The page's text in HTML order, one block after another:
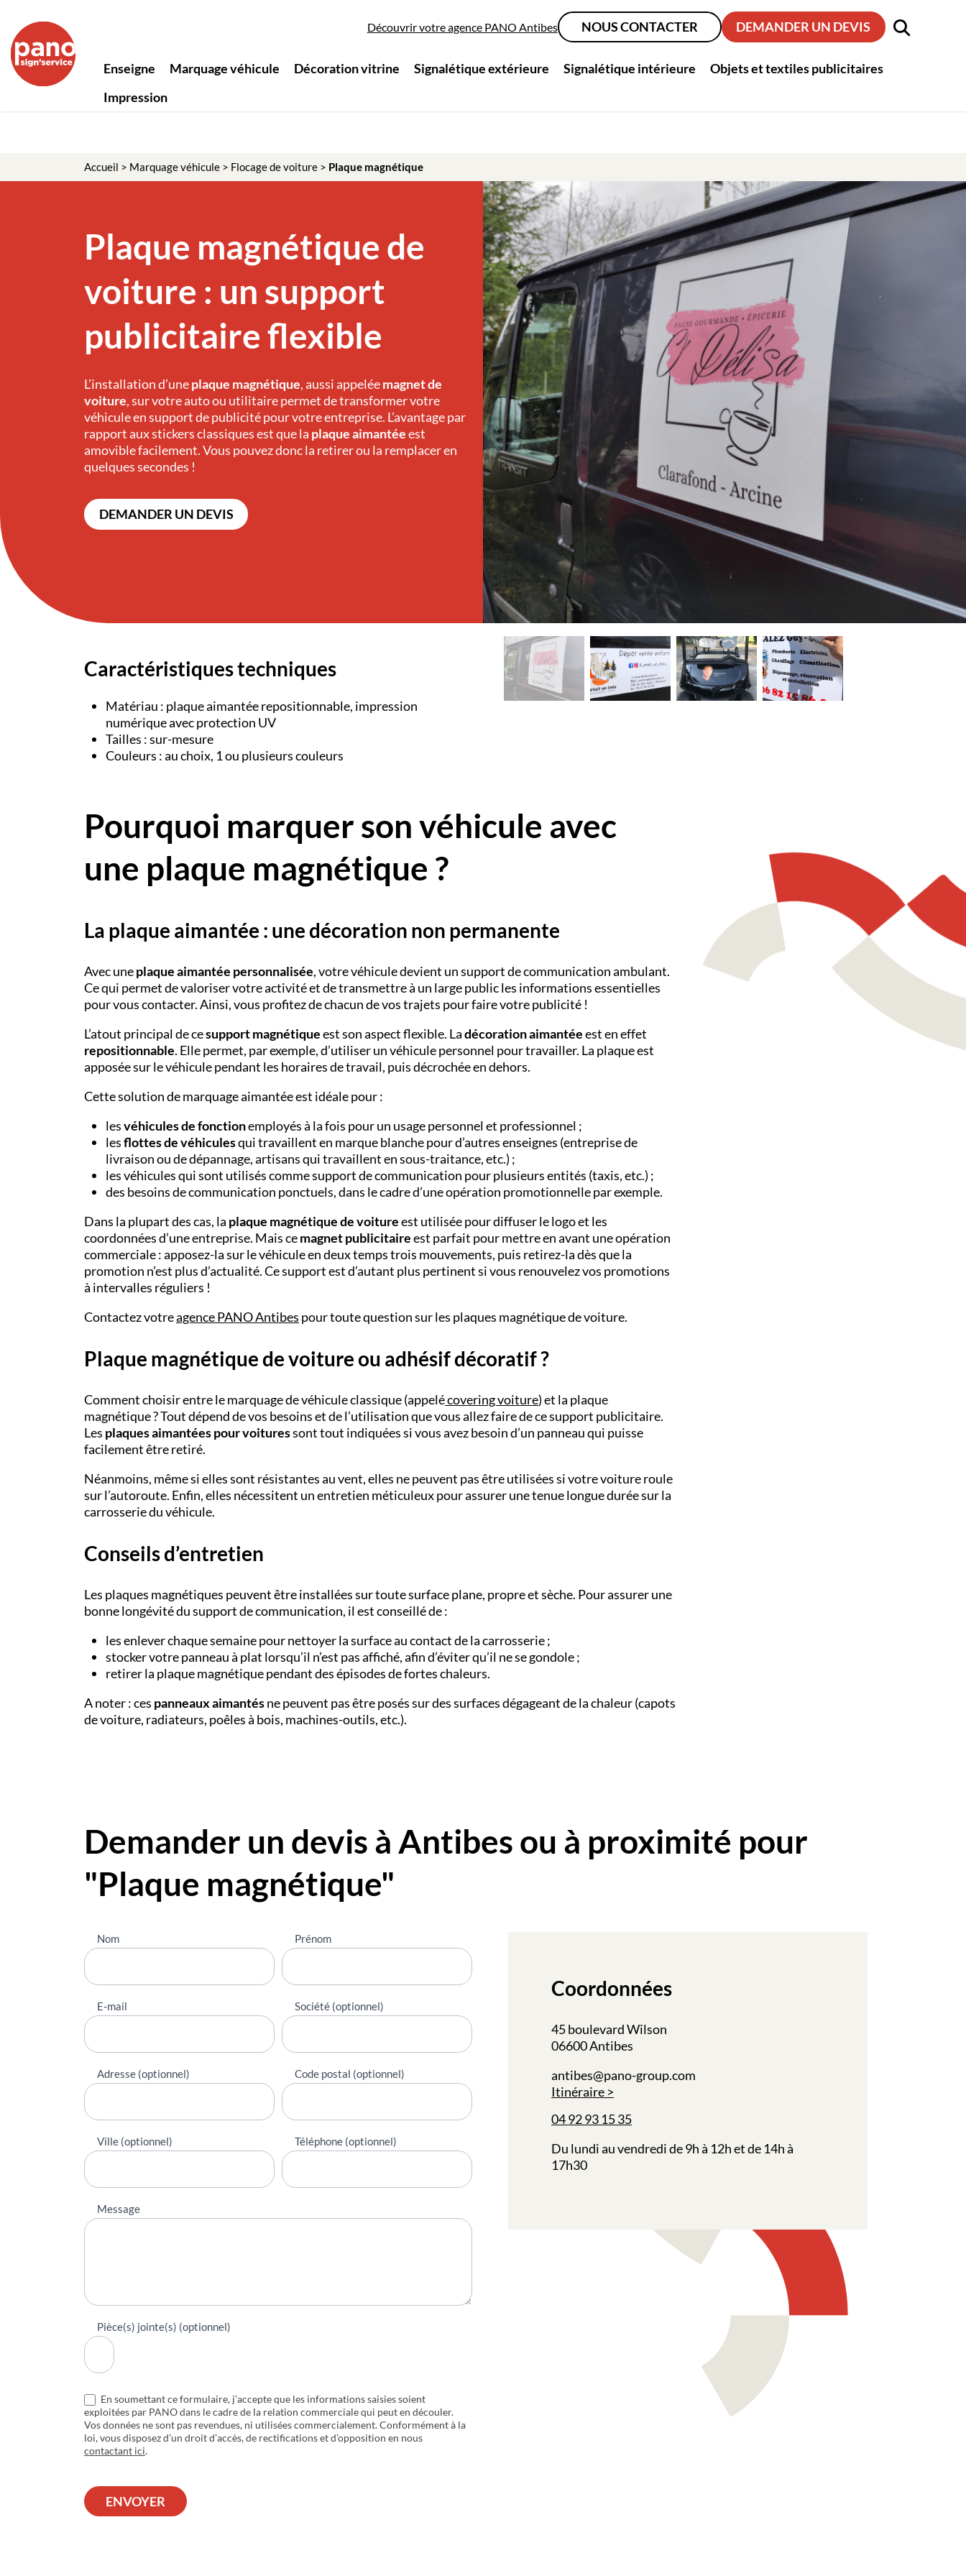
Enseigne Marquage véhicule Décoration vitrine Signalétique extérieure Signalétique intérieure
Objets et textiles publicitaires
Impression
Découvrir votre agence PANO Antibes NOUS CONTACTER DEMANDER UN DEVIS
Accueil > Marquage véhicule > Flocage de voiture > Plaque magnétique
Plaque magnétique de
voiture : un support
publicitaire flexible
L’installation d’uneplaque magnétique, aussi appeléemagnet de
voiture, sur votre auto ou utilitaire permet de transformer votre
véhicule en support de publicité pour votre entreprise. L’avantage par
rapport aux stickers classiques est que la plaque aimantéeest
amovible facilement. Vous pouvez donc la retirer ou la remplacer en
quelques secondes !
DEMANDER UN DEVIS
Caractéristiques techniques
Matériau : plaque aimantée repositionnable, impression
numérique avec protection UV
Tailles : sur-mesure
Couleurs : au choix, 1 ou plusieurs couleurs
Pourquoi marquer son véhicule avec
une plaque magnétique ?
La plaque aimantée : une décoration non permanente
Avec uneplaque aimantée personnalisée, votre véhicule devient un support de communication ambulant.
Ce qui permet de valoriser votre activité et de transmettre à un large public les informations essentielles
pour vous contacter. Ainsi, vous profitez de chacun de vos trajets pour faire votre publicité !
L’atout principal de cesupport magnétiqueest son aspect flexible. Ladécoration aimantéeest en effet
repositionnable. Elle permet, par exemple, d’utiliser un véhicule personnel pour travailler. La plaque est
apposée sur le véhicule pendant les horaires de travail, puis décrochée en dehors.
Cette solution de marquage aimantée est idéale pour :
lesvéhicules de fonctionemployés à la fois pour un usage personnel et professionnel ;
lesflottes de véhiculesqui travaillent en marque blanche pour d’autres enseignes (entreprise de
livraison ou de dépannage, artisans qui travaillent en sous-traitance, etc.) ;
les véhicules qui sont utilisés comme support de communication pour plusieurs entités (taxis, etc.) ;
des besoins de communication ponctuels, dans le cadre d’une opération promotionnelle par exemple.
Dans la plupart des cas, la plaque magnétique de voitureest utilisée pour diffuser le logo et les
coordonnées d’une entreprise. Mais cemagnet publicitaireest parfait pour mettre en avant une opération
commerciale : apposez-la sur le véhicule en deux temps trois mouvements, puis retirez-la dès que la
promotion n’est plus d’actualité. Ce support est d’autant plus pertinent si vous renouvelez vos promotions
à intervalles réguliers !
Contactez votreagence PANOAntibes pour toute question sur les plaques magnétique de voiture.
Plaque magnétique de voiture ou adhésif décoratif ?
Comment choisir entre le marquage de véhicule classique (appelécovering voiture)et la plaque
magnétique ? Tout dépend de vos besoins et de l’utilisation que vous allez faire de ce support publicitaire.
Les plaques aimantées pour voituressont tout indiquées si vous avez besoin d’un panneau qui puisse
facilement être retiré.
Néanmoins, même si elles sont résistantes au vent, elles ne peuvent pas être utilisées si votre voiture roule
sur l’autoroute. Enfin, elles nécessitent un entretien méticuleux pour assurer une tenue longue durée sur la
carrosserie du véhicule.
Conseils d’entretien
Les plaques magnétiques peuvent être installées sur toute surface plane, propre et sèche. Pour assurer une
bonne longévité du support de communication, il est conseillé de :
les enlever chaque semaine pour nettoyer la surface au contact de la carrosserie ;
stocker votre panneau à plat lorsqu’il n’est pas affiché, afin d’éviter qu’il ne se gondole ;
retirer la plaque magnétique pendant des épisodes de fortes chaleurs.
A noter : ces panneaux aimantésne peuvent pas être posés sur des surfaces dégageant de la chaleur (capots
de voiture, radiateurs, poêles à bois, machines-outils, etc.).
Demander un devis à Antibes ou à proximité pour
"Plaque magnétique"
Nous
contacter
Nom Prénom
E-mail Société (optionnel)
Adresse (optionnel) Code postal (optionnel)
Ville (optionnel) Téléphone (optionnel)
Message
Pièce(s) jointe(s) (optionnel)
En soumettant ce formulaire, j’accepte que les informations saisies soient
exploitées par PANO dans le cadre de la relation commerciale qui peut en découler.
Vos données ne sont pas revendues, ni utilisées commercialement. Conformément à la
loi, vous disposez d’un droit d’accès, de rectifications et d’opposition en nous
contactant ici.
ENVOYER
Coordonnées
45 boulevard Wilson
06600 Antibes
antibes@pano-group.com
Itinéraire
04 92 93 15 35
Du lundi au vendredi de 9h à 12h et de 14h à
17h30